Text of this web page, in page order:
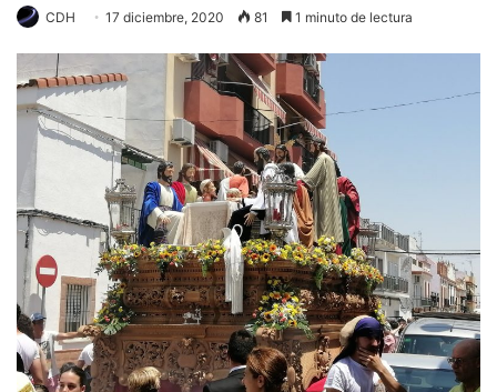
CDH 17 diciembre, 2020 81 1 minuto de lectura